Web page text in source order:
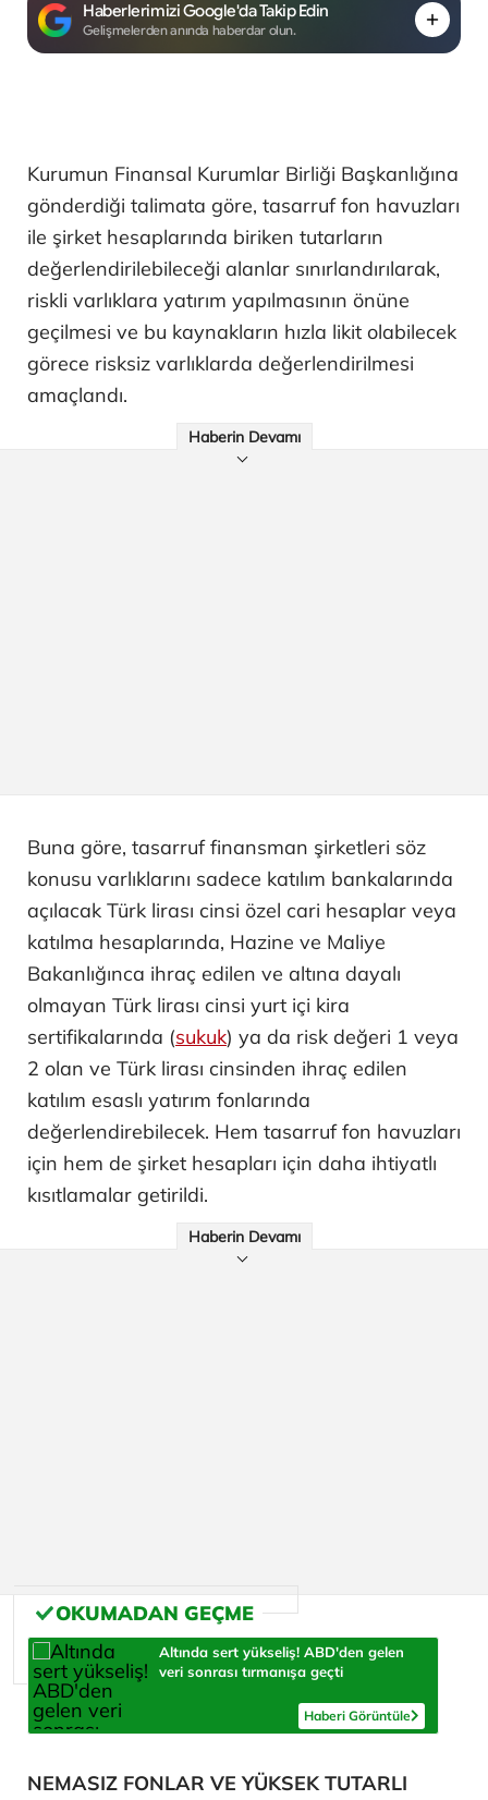
Haberlerimizi Google'da Takip Edin
Gelişmelerden anında haberdar olun.
Kurumun Finansal Kurumlar Birliği Başkanlığına
gönderdiği talimata göre, tasarruf fon havuzları
ile şirket hesaplarında biriken tutarların
değerlendirilebileceği alanlar sınırlandırılarak,
riskli varlıklara yatırım yapılmasının önüne
geçilmesi ve bu kaynakların hızla likit olabilecek
görece risksiz varlıklarda değerlendirilmesi
amaçlandı.
Haberin Devamı
Buna göre, tasarruf finansman şirketleri söz
konusu varlıklarını sadece katılım bankalarında
açılacak Türk lirası cinsi özel cari hesaplar veya
katılma hesaplarında, Hazine ve Maliye
Bakanlığınca ihraç edilen ve altına dayalı
olmayan Türk lirası cinsi yurt içi kira
sertifikalarında (sukuk) ya da risk değeri 1 veya
2 olan ve Türk lirası cinsinden ihraç edilen
katılım esaslı yatırım fonlarında
değerlendirebilecek. Hem tasarruf fon havuzları
için hem de şirket hesapları için daha ihtiyatlı
kısıtlamalar getirildi.
Haberin Devamı
Altında sert yükseliş! ABD'den gelen
veri sonrası tırmanışa geçti
Haberi Görüntüle
NEMASIZ FONLAR VE YÜKSEK TUTARLI